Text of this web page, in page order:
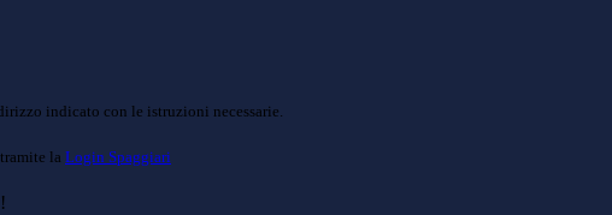
indicato con le istruzioni necessarie.
la Login Spaggiari